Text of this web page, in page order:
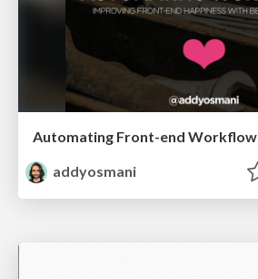
Automating Front-end Workflow
addyosmani